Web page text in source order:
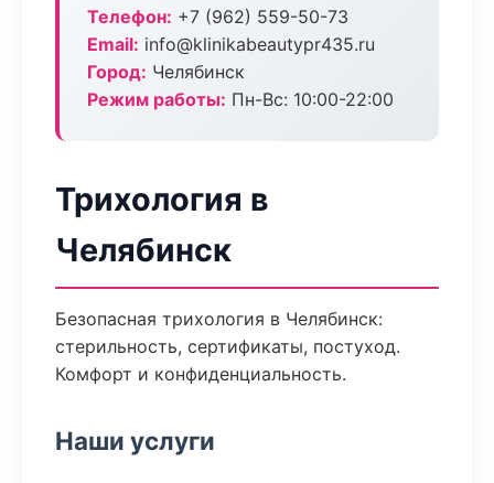
Телефон: +7 (962) 559-50-73
Email: info@klinikabeautypr435.ru
Город: Челябинск
Режим работы: Пн-Вс: 10:00-22:00
Трихология в
Челябинск
Безопасная трихология в Челябинск:
стерильность, сертификаты, постуход.
Комфорт и конфиденциальность.
Наши услуги